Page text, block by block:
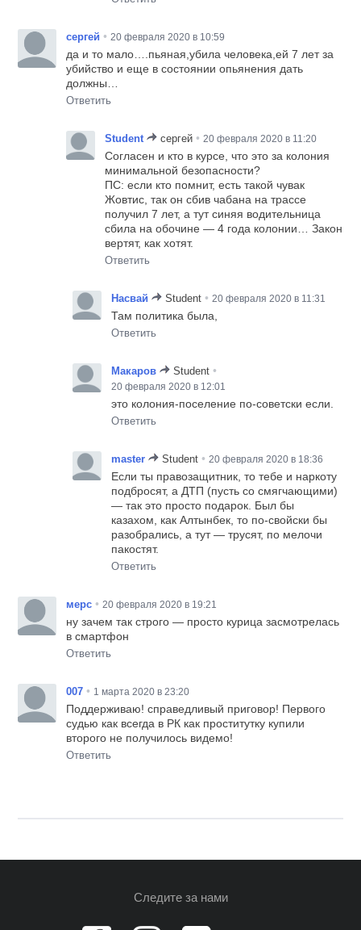
сергей • 20 февраля 2020 в 10:59
да и то мало….пьяная,убила человека,ей 7 лет за
убийство и еще в состоянии опьянения дать
должны…
Ответить
Student сергей • 20 февраля 2020 в 11:20
Согласен и кто в курсе, что это за колония
минимальной безопасности?
ПС: если кто помнит, есть такой чувак
Жовтис, так он сбив чабана на трассе
получил 7 лет, а тут синяя водительница
сбила на обочине — 4 года колонии… Закон
вертят, как хотят.
Ответить
Насвай Student • 20 февраля 2020 в 11:31
Там политика была,
Ответить
Макаров Student •
20 февраля 2020 в 12:01
это колония-поселение по-советски если.
Ответить
master Student • 20 февраля 2020 в 18:36
Если ты правозащитник, то тебе и наркоту
подбросят, а ДТП (пусть со смягчающими)
— так это просто подарок. Был бы
казахом, как Алтынбек, то по-свойски бы
разобрались, а тут — трусят, по мелочи
пакостят.
Ответить
мерс • 20 февраля 2020 в 19:21
ну зачем так строго — просто курица засмотрелась
в смартфон
Ответить
007 • 1 марта 2020 в 23:20
Поддерживаю! справедливый приговор! Первого
судью как всегда в РК как проститутку купили
второго не получилось видемо!
Ответить
Следите за нами